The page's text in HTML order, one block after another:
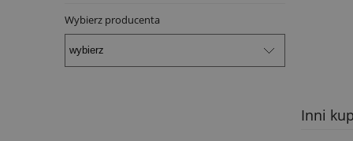
Wybierz producenta
Inni